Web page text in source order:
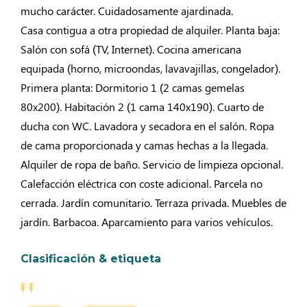
mucho carácter. Cuidadosamente ajardinada.
Casa contigua a otra propiedad de alquiler. Planta baja:
Salón con sofá (TV, Internet). Cocina americana
equipada (horno, microondas, lavavajillas, congelador).
Primera planta: Dormitorio 1 (2 camas gemelas
80x200). Habitación 2 (1 cama 140x190). Cuarto de
ducha con WC. Lavadora y secadora en el salón. Ropa
de cama proporcionada y camas hechas a la llegada.
Alquiler de ropa de baño. Servicio de limpieza opcional.
Calefacción eléctrica con coste adicional. Parcela no
cerrada. Jardín comunitario. Terraza privada. Muebles de
jardín. Barbacoa. Aparcamiento para varios vehículos.
Clasificación & etiqueta